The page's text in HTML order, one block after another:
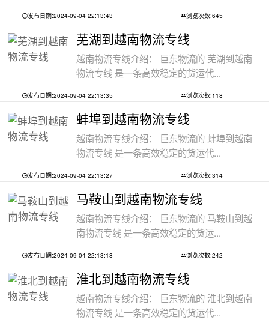
发布日期:2024-09-04 22:13:43 浏览次数:645
芜湖到越南物流专线
越南物流专线介绍： 巨东物流的 芜湖到越南
物流专线 是一条高效稳定的货运代...
发布日期:2024-09-04 22:13:35 浏览次数:118
蚌埠到越南物流专线
越南物流专线介绍： 巨东物流的 蚌埠到越南
物流专线 是一条高效稳定的货运代...
发布日期:2024-09-04 22:13:27 浏览次数:314
马鞍山到越南物流专线
越南物流专线介绍： 巨东物流的 马鞍山到越
南物流专线 是一条高效稳定的货运...
发布日期:2024-09-04 22:13:18 浏览次数:242
淮北到越南物流专线
越南物流专线介绍： 巨东物流的 淮北到越南
物流专线 是一条高效稳定的货运代...